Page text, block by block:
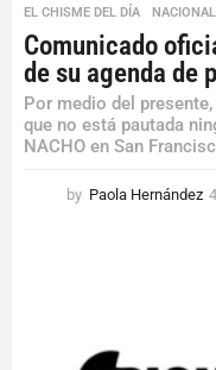
EL CHISME DEL DÍA ,
Comunicado
de su agenda de
Por medio del
que no está pautada
NACHO en San
by Paola Hernández